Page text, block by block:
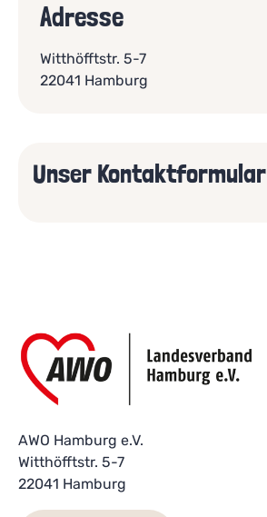
Adresse
Witthöfftstr. 5-7
22041 Hamburg
Unser Kontaktformular
AWO Hamburg e.V.
Witthöfftstr. 5-7
22041 Hamburg